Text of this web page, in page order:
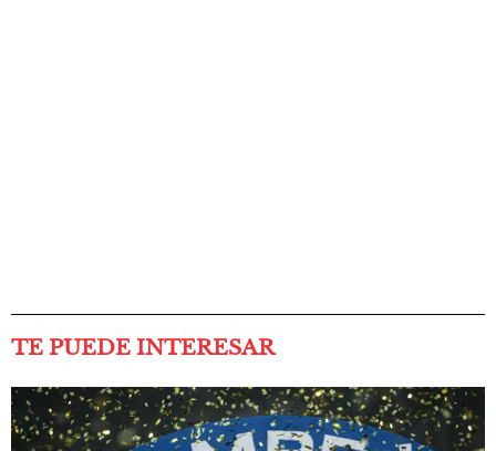
TE PUEDE INTERESAR